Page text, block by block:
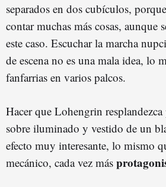
separados en dos cubículos,
contar muchas más cosas, aunque
este caso. Escuchar la marcha
de escena no es una mala idea, lo
fanfarrias en varios palcos.
Hacer que Lohengrin resplandezca
sobre iluminado y vestido de un
efecto muy interesante, lo mismo
mecánico, cada vez más